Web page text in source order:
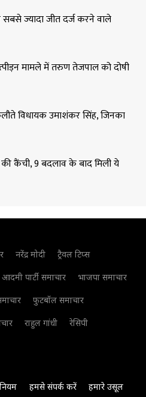
ज्यादा जीत दर्ज करने वाले
मामले में तरुण तेजपाल को दोषी
विधायक उमाशंकर सिंह, जिनका
कैंची, 9 बदलाव के बाद मिली ये
नरेंद्र मोदी
ट्रैवल टिप्स
पार्टी समाचार
भाजपा समाचार
फुटबॉल समाचार
राहुल गांधी
रेसिपी
नियम हमसे संपर्क करें हमारे उसूल